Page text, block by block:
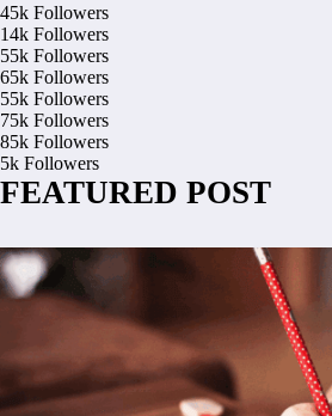
45k Followers
14k Followers
55k Followers
65k Followers
55k Followers
75k Followers
85k Followers
5k Followers
FEATURED POST